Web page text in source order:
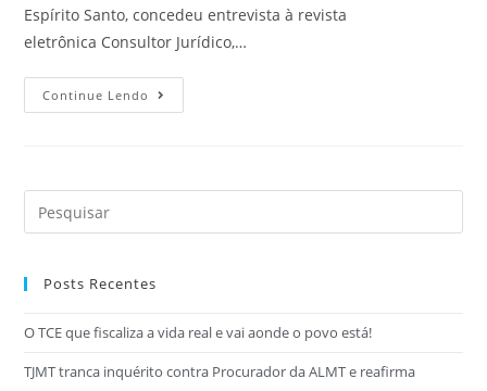
Espírito Santo, concedeu entrevista à revista
eletrônica Consultor Jurídico,…
Continue Lendo
Posts Recentes
O TCE que fiscaliza a vida real e vai aonde o povo está!
TJMT tranca inquérito contra Procurador da ALMT e reafirma